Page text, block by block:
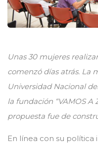
Unas 30 mujeres
comenzó días atrás. La
Universidad Nacional
la fundación “VAMOS A
propuesta fue de
En línea con su política